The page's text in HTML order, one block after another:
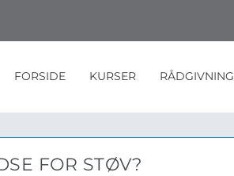
FORSIDE KURSER RÅDGIVNING
FOR STØV?